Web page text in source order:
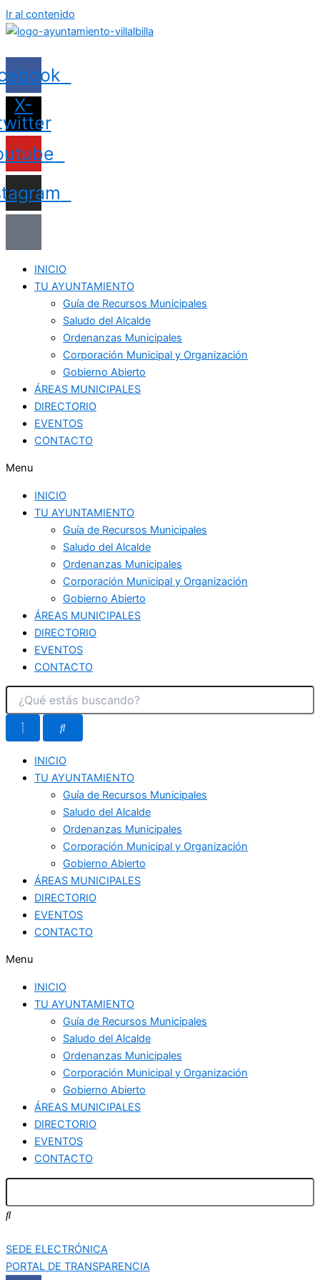
Ir al contenido
X-
INICIO
TU AYUNTAMIENTO
Guía de Recursos Municipales
Saludo del Alcalde
Ordenanzas Municipales
Corporación Municipal y Organización
Gobierno Abierto
ÁREAS MUNICIPALES
DIRECTORIO
EVENTOS
CONTACTO
Menu
INICIO
TU AYUNTAMIENTO
Guía de Recursos Municipales
Saludo del Alcalde
Ordenanzas Municipales
Corporación Municipal y Organización
Gobierno Abierto
ÁREAS MUNICIPALES
DIRECTORIO
EVENTOS
CONTACTO
INICIO
TU AYUNTAMIENTO
Guía de Recursos Municipales
Saludo del Alcalde
Ordenanzas Municipales
Corporación Municipal y Organización
Gobierno Abierto
ÁREAS MUNICIPALES
DIRECTORIO
EVENTOS
CONTACTO
Menu
INICIO
TU AYUNTAMIENTO
Guía de Recursos Municipales
Saludo del Alcalde
Ordenanzas Municipales
Corporación Municipal y Organización
Gobierno Abierto
ÁREAS MUNICIPALES
DIRECTORIO
EVENTOS
CONTACTO
SEDE ELECTRÓNICA
PORTAL DE TRANSPARENCIA